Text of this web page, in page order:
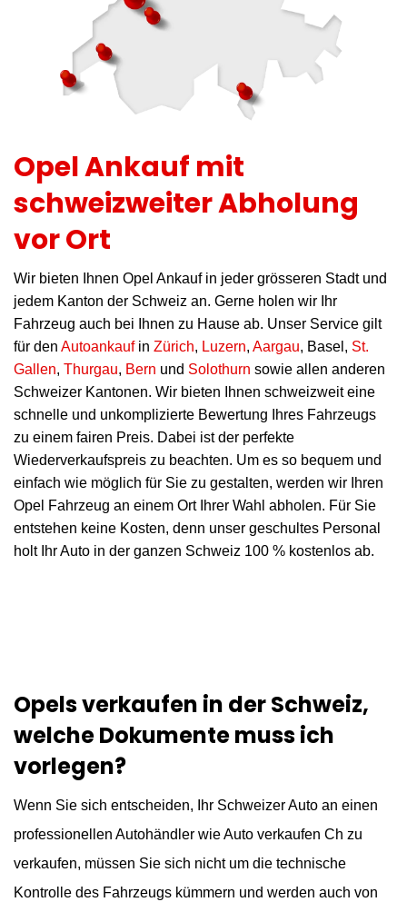
Opel Ankauf mit
schweizweiter Abholung
vor Ort
Wir bieten Ihnen Opel Ankauf in jeder grösseren Stadt und
jedem Kanton der Schweiz an. Gerne holen wir Ihr
Fahrzeug auch bei Ihnen zu Hause ab. Unser Service gilt
für den Autoankaufin Zürich, Luzern, Aargau, Basel, St.
Gallen, Thurgau, Bern und Solothurn sowie allen anderen
Schweizer Kantonen. Wir bieten Ihnen schweizweit eine
schnelle und unkomplizierte Bewertung Ihres Fahrzeugs
zu einem fairen Preis. Dabei ist der perfekte
Wiederverkaufspreis zu beachten. Um es so bequem und
einfach wie möglich für Sie zu gestalten, werden wir Ihren
Opel Fahrzeug an einem Ort Ihrer Wahl abholen. Für Sie
entstehen keine Kosten, denn unser geschultes Personal
holt Ihr Auto in der ganzen Schweiz 100 % kostenlos ab.
Opels verkaufen in der Schweiz,
welche Dokumente muss ich
vorlegen?
Wenn Sie sich entscheiden, Ihr Schweizer Auto an einen
professionellen Autohändler wie Auto verkaufen Ch zu
verkaufen, müssen Sie sich nicht um die technische
Kontrolle des Fahrzeugs kümmern und werden auch von